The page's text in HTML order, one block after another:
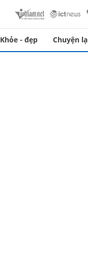
Khỏe - đẹp Chuyện lạ